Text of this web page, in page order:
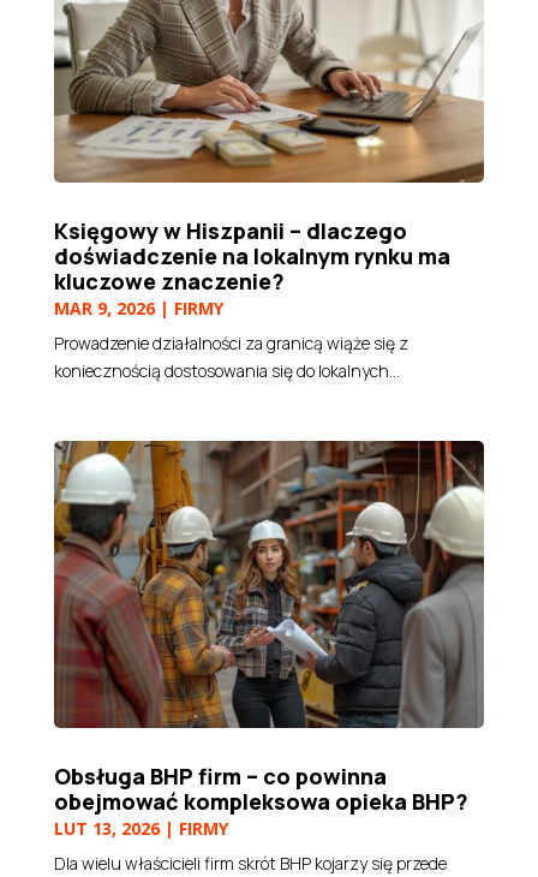
Księgowy w Hiszpanii – dlaczego
doświadczenie na lokalnym rynku ma
kluczowe znaczenie?
MAR 9, 2026| FIRMY
Prowadzenie działalności za granicą wiąże się z
koniecznością dostosowania się do lokalnych...
Obsługa BHP firm – co powinna
obejmować kompleksowa opieka BHP?
LUT 13, 2026| FIRMY
Dla wielu właścicieli firm skrót BHP kojarzy się przede